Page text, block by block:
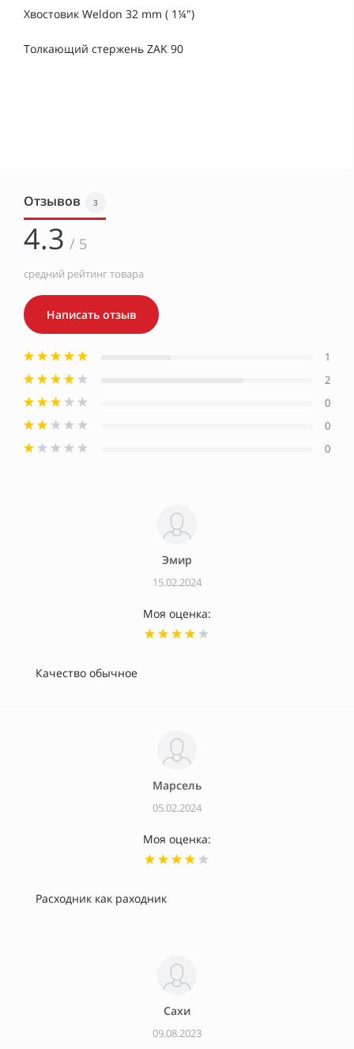
Хвостовик Weldon 32 mm ( 1¼")
Толкающий стержень ZAK 90
Отзывов 3
4.3 / 5
средний рейтинг товара
Написать отзыв
1
2
0
0
0
Эмир
15.02.2024
Моя оценка:
Качество обычное
Марсель
05.02.2024
Моя оценка:
Расходник как раходник
Сахи
09.08.2023